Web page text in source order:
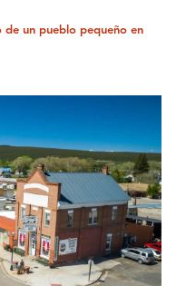
de un pueblo pequeño en